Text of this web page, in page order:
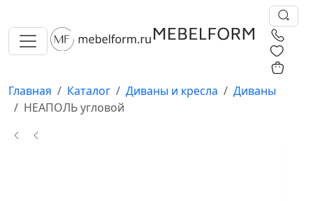
Главная Каталог Диваны и кресла
Диваны
НЕАПОЛЬ угловой